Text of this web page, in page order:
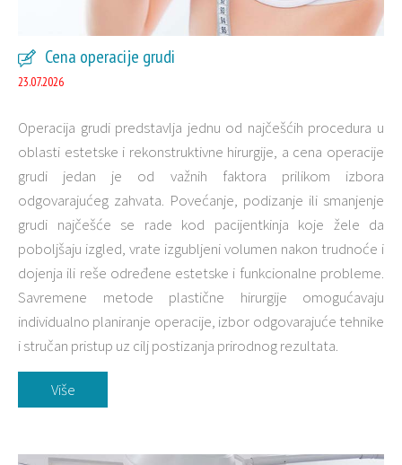
Cena operacije grudi
23.07.2026
Operacija grudi predstavlja jednu od najčešćih procedura u
oblasti estetske i rekonstruktivne hirurgije, a cena operacije
grudi jedan je od važnih faktora prilikom izbora
odgovarajućeg zahvata. Povećanje, podizanje ili smanjenje
grudi najčešće se rade kod pacijentkinja koje žele da
poboljšaju izgled, vrate izgubljeni volumen nakon trudnoće i
dojenja ili reše određene estetske i funkcionalne probleme.
Savremene metode plastične hirurgije omogućavaju
individualno planiranje operacije, izbor odgovarajuće tehnike
i stručan pristup uz cilj postizanja prirodnog rezultata.
Više